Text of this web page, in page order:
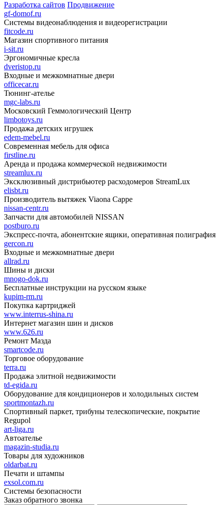
Разработка сайтов Продвижение
gf-domof.ru
Системы видеонаблюдения и видеорегистрации
fitcode.ru
Магазин спортивного питания
i-sit.ru
Эргономичные кресла
dveristop.ru
Входные и межкомнатные двери
officecar.ru
Тюнинг-ателье
mgc-labs.ru
Московский Геммологический Центр
limbotoys.ru
Продажа детских игрушек
edem-mebel.ru
Современная мебель для офиса
firstline.ru
Аренда и продажа коммерческой недвижимости
streamlux.ru
Эксклюзивный дистрибьютер расходомеров StreamLux
elisbt.ru
Производитель вытяжек Viaona Cappe
nissan-centr.ru
Запчасти для автомобилей NISSAN
postburo.ru
Экспресс-почта, абонентские ящики, оперативная полиграфия
gercon.ru
Входные и межкомнатные двери
allrad.ru
Шины и диски
mnogo-dok.ru
Бесплатные инструкции на русском языке
kupim-rm.ru
Покупка картриджей
www.interrus-shina.ru
Интернет магазин шин и дисков
www.626.ru
Ремонт Мазда
smartcode.ru
Торговое оборудование
terra.ru
Продажа элитной недвижимости
td-egida.ru
Оборудование для кондиционеров и холодильных систем
sportmontazh.ru
Спортивный паркет, трибуны телескопические, покрытие
Regupol
art-liga.ru
Автоателье
magazin-studia.ru
Товары для художников
oldarbat.ru
Печати и штампы
exsol.com.ru
Системы безопасности
Заказ обратного звонка